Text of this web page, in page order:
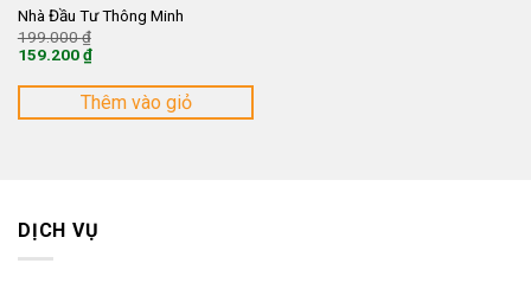
Nhà Đầu Tư Thông Minh
199.000₫
199.000 ₫.
159.200₫
hiện
là:
Thêm vào giỏ
DỊCH VỤ